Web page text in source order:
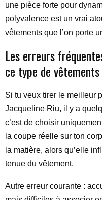
une pièce forte pour
polyvalence est un vrai
vêtements que l’on porte
Les erreurs
ce type de vêtements
Si tu veux tirer le meilleur
Jacqueline Riu, il y a
c’est de choisir
la coupe réelle sur ton
la matière, alors qu’elle
tenue du vêtement.
Autre erreur courante :